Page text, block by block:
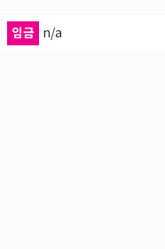
임금 n/a